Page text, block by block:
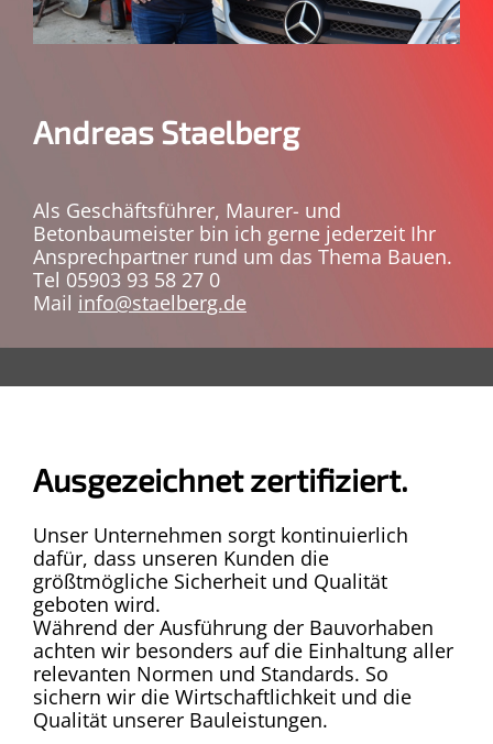
Andreas Staelberg
Als Geschäftsführer, Maurer- und
Betonbaumeister bin ich gerne jederzeit Ihr
Ansprechpartner rund um das Thema Bauen.
Tel 05903 93 58 27 0
Mail info@staelberg.de
Ausgezeichnet zertifiziert.
Unser Unternehmen sorgt kontinuierlich
dafür, dass unseren Kunden die
größtmögliche Sicherheit und Qualität
geboten wird.
Während der Ausführung der Bauvorhaben
achten wir besonders auf die Einhaltung aller
relevanten Normen und Standards. So
sichern wir die Wirtschaftlichkeit und die
Qualität unserer Bauleistungen.